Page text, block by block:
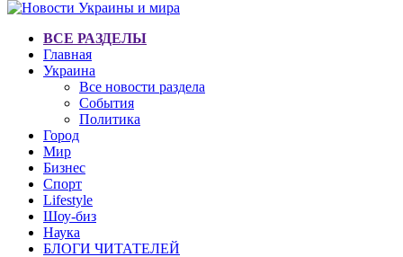
ВСЕ РАЗДЕЛЫ
Главная
Украина
Все новости раздела
События
Политика
Город
Мир
Бизнес
Спорт
Lifestyle
Шоу-биз
Наука
БЛОГИ ЧИТАТЕЛЕЙ